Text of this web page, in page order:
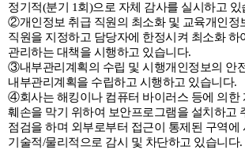
정기적(분기 1회)으로 자체 감사를 실시하고 있
②개인정보 취급 직원의 최소화 및 교육개인정
직원을 지정하고 담당자에 한정시켜 최소화 하
관리하는 대책을 시행하고 있습니다.
③내부관리계획의 수립 및 시행개인정보의 안
내부관리계획을 수립하고 시행하고 있습니다.
④회사는 해킹이나 컴퓨터 바이러스 등에 의한
훼손을 막기 위하여 보안프로그램을 설치하고
점검을 하며 외부로부터 접근이 통제된 구역에
기술적/물리적으로 감시 및 차단하고 있습니다.